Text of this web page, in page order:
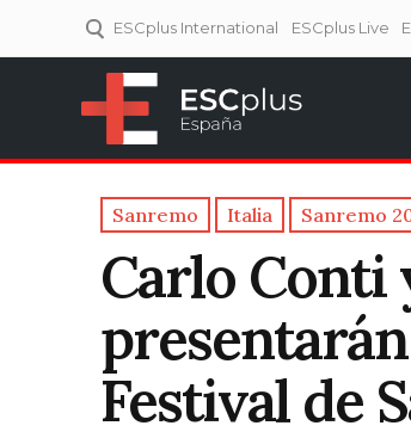
ESCplus International ESCplus Live
Sanremo Italia Sanremo
Carlo Conti
Festival de